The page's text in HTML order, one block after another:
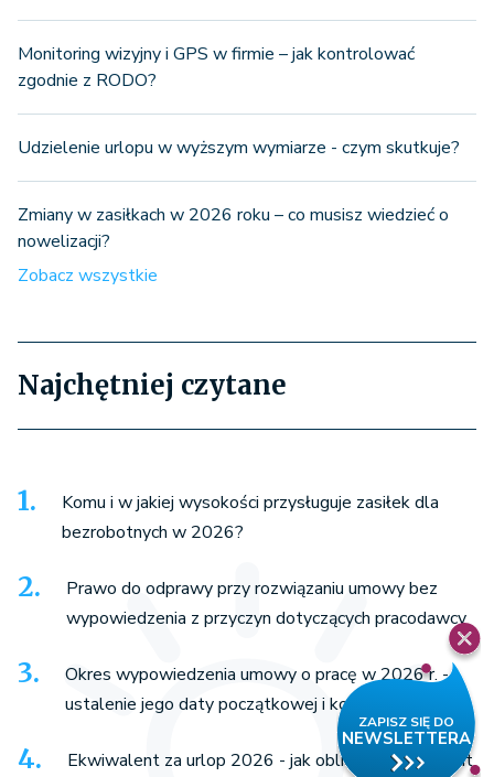
Monitoring wizyjny i GPS w firmie – jak kontrolować
zgodnie z RODO?
Udzielenie urlopu w wyższym wymiarze - czym skutkuje?
Zmiany w zasiłkach w 2026 roku – co musisz wiedzieć o
nowelizacji?
Zobacz wszystkie
Najchętniej czytane
Komu i w jakiej wysokości przysługuje zasiłek dla
bezrobotnych w 2026?
Prawo do odprawy przy rozwiązaniu umowy bez
wypowiedzenia z przyczyn dotyczących pracodawcy
Okres wypowiedzenia umowy o pracę w 2026 r. -
ustalenie jego daty początkowej i końcowej
Ekwiwalent za urlop 2026 - jak obliczyć ekwiwalent